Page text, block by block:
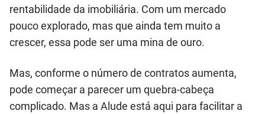
rentabilidade da imobiliária. Com um mercado
pouco explorado, mas que ainda tem muito a
crescer, essa pode ser uma mina de ouro.
Mas, conforme o número de contratos aumenta,
pode começar a parecer um quebra-cabeça
complicado. Mas a Alude está aqui para facilitar a